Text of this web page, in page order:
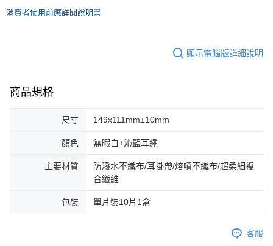
消費者使用前應詳閱說明書
顯示電腦版詳細說明
商品規格
尺寸 149x111mm±10mm
顏色 無暇白+沁藍耳繩
主要材質
防潑水不織布/耳掛帶/熔噴不織布/超柔細複
合纖維
包裝 單片裝10片1盒
客服